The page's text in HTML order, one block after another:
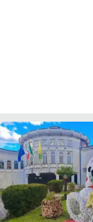
App
ANDROID
APPLE